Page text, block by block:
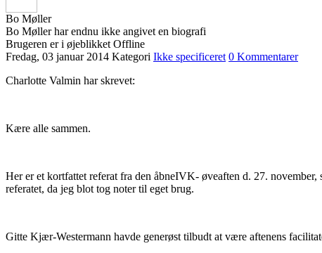
Bo Møller
Bo Møller har endnu ikke angivet en biografi
Brugeren er i øjeblikket Offline
Fredag, 03 januar 2014 Kategori Ikke specificeret 0 Kommentarer
Charlotte Valmin har skrevet:
Kære alle sammen.
Her er et kortfattet referat fra den åbneIVK- øveaften d. 27.
referatet, da jeg blot tog noter til eget brug.
Gitte Kjær-Westermann havde generøst tilbudt at være aftenens